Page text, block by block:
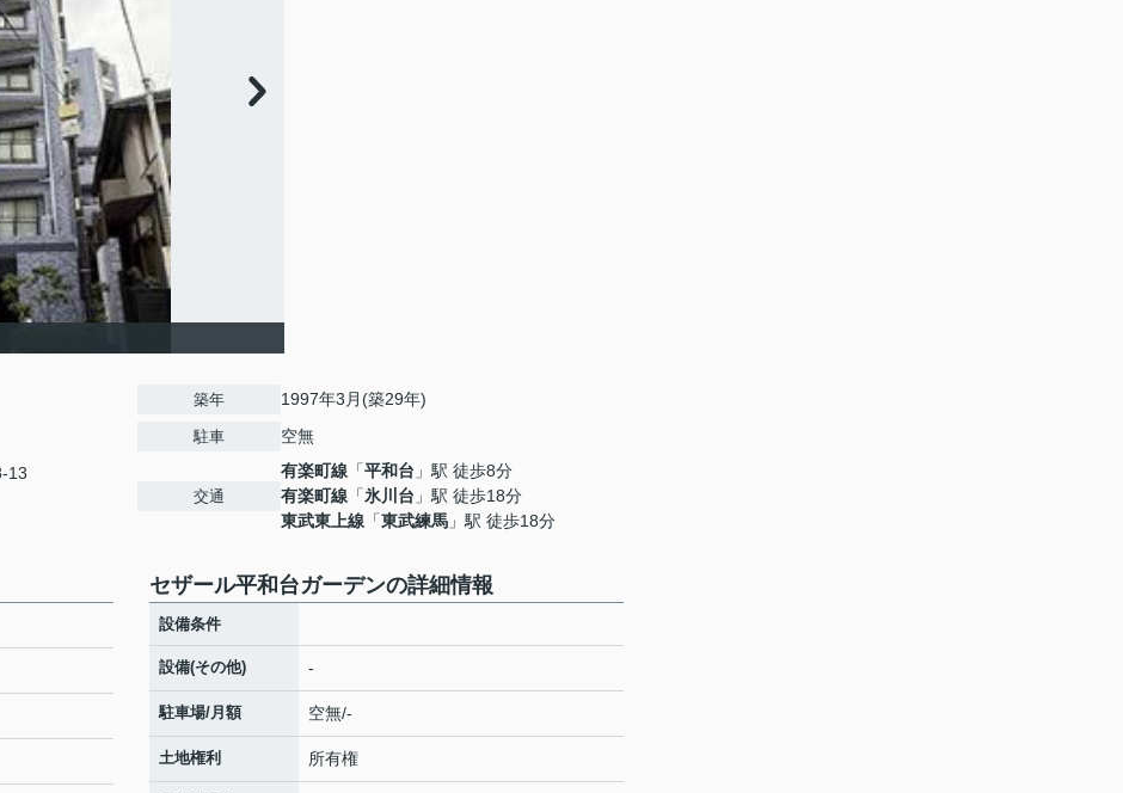
13
築年 1997年3月(築29年)
駐車 空無
交通
有楽町線 「平和台 」駅 徒歩8分
有楽町線 「氷川台 」駅 徒歩18分
東武東上線 「東武練馬 」駅 徒歩18分
セザール平和台ガーデンの詳細情報
設備条件
設備(その他) -
駐車場/月額 空無/-
土地権利 所有権